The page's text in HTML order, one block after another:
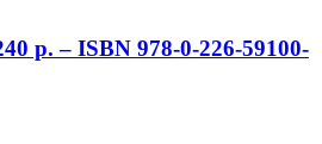
p. – ISBN 978-0-226-59100-